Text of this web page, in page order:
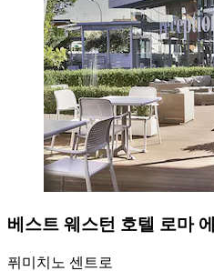
베스트 웨스턴 호텔 로마
퓌미치노 센트로